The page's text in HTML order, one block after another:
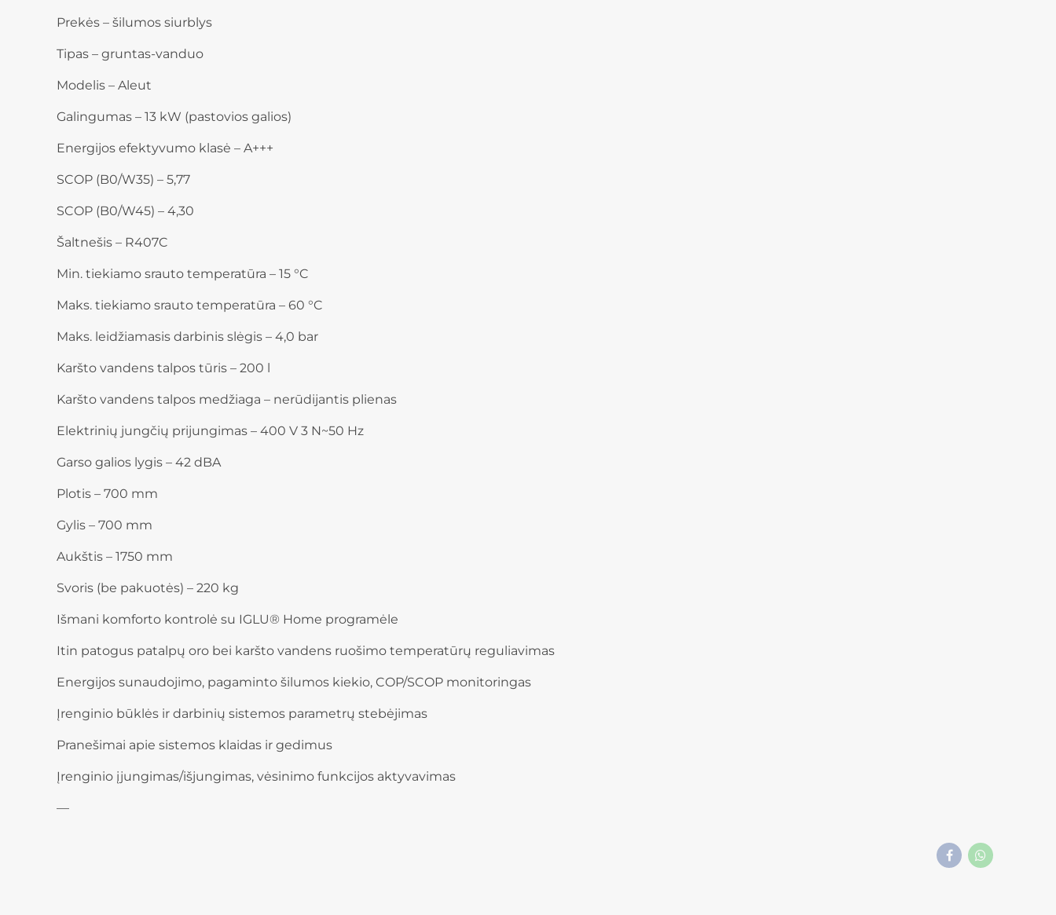
Prekės – šilumos siurblys
Tipas – gruntas-vanduo
Modelis – Aleut
Galingumas – 13 kW (pastovios galios)
Energijos efektyvumo klasė – A+++
SCOP (B0/W35) – 5,77
SCOP (B0/W45) – 4,30
Šaltnešis – R407C
Min. tiekiamo srauto temperatūra – 15 °C
Maks. tiekiamo srauto temperatūra – 60 °C
Maks. leidžiamasis darbinis slėgis – 4,0 bar
Karšto vandens talpos tūris – 200 l
Karšto vandens talpos medžiaga – nerūdijantis plienas
Elektrinių jungčių prijungimas – 400 V 3 N~50 Hz
Garso galios lygis – 42 dBA
Plotis – 700 mm
Gylis – 700 mm
Aukštis – 1750 mm
Svoris (be pakuotės) – 220 kg
Išmani komforto kontrolė su IGLU® Home programėle
Itin patogus patalpų oro bei karšto vandens ruošimo temperatūrų reguliavimas
Energijos sunaudojimo, pagaminto šilumos kiekio, COP/SCOP monitoringas
Įrenginio būklės ir darbinių sistemos parametrų stebėjimas
Pranešimai apie sistemos klaidas ir gedimus
Įrenginio įjungimas/išjungimas, vėsinimo funkcijos aktyvavimas
—